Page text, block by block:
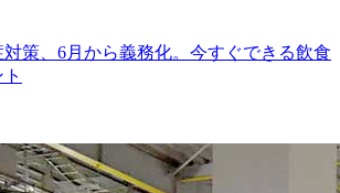
策、6月から義務化。今すぐできる飲食